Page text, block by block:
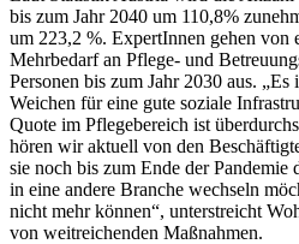
bis zum Jahr 2040 um 110,8%
um 223,2 %. ExpertInnen gehen von
Mehrbedarf an Pflege- und
Personen bis zum Jahr 2030 aus.
Weichen für eine gute soziale
Quote im Pflegebereich ist
hören wir aktuell von den
sie noch bis zum Ende der
in eine andere Branche wechseln
nicht mehr können“, unterstreicht
von weitreichenden Maßnahmen.